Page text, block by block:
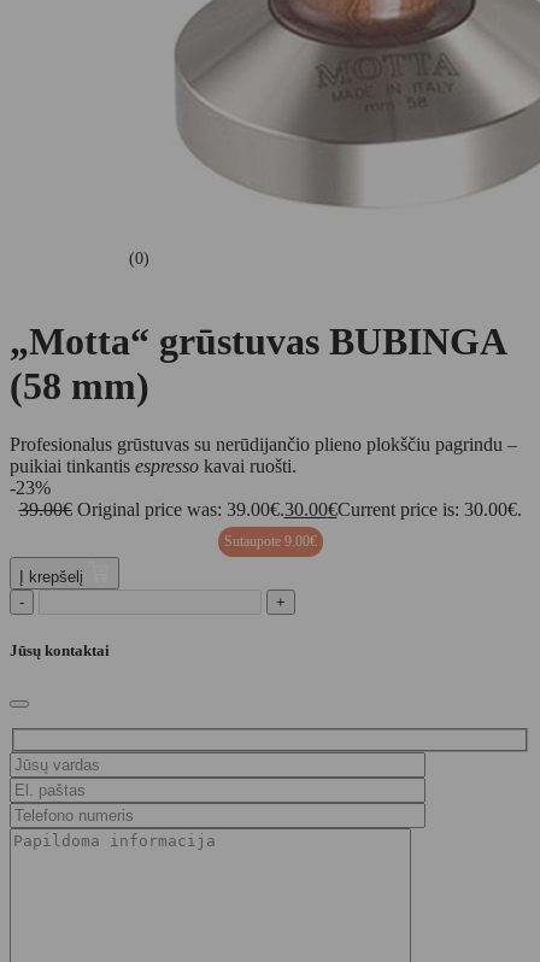
(0)
„Motta“ grūstuvas BUBINGA
(58 mm)
Profesionalus grūstuvas su nerūdijančio plieno plokščiu pagrindu –
puikiai tinkantis espresso kavai ruošti.
-23%
39.00€ Original price was: 39.00€.30.00€Current price is: 30.00€.
Sutaupote 9.00€
Į krepšelį
-
+
Jūsų kontaktai